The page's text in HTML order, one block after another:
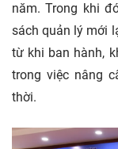
năm. Trong khi
sách quản lý mới
từ khi ban hành,
trong việc nâng
thời.